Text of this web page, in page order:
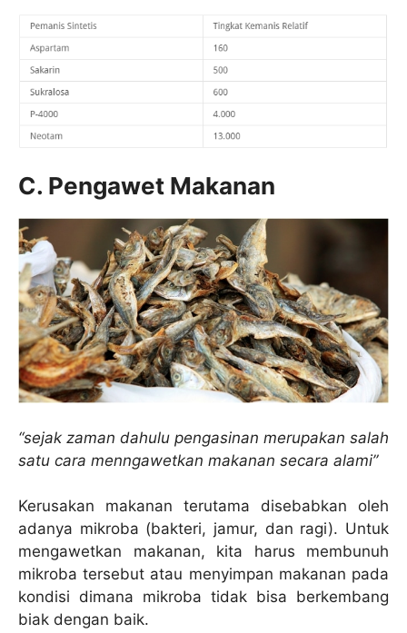
C. Pengawet Makanan
“sejak zaman dahulu pengasinan merupakan salah
satu cara menngawetkan makanan secara alami”
Kerusakan makanan terutama disebabkan oleh
adanya mikroba (bakteri, jamur, dan ragi). Untuk
mengawetkan makanan, kita harus membunuh
mikroba tersebut atau menyimpan makanan pada
kondisi dimana mikroba tidak bisa berkembang
biak dengan baik.